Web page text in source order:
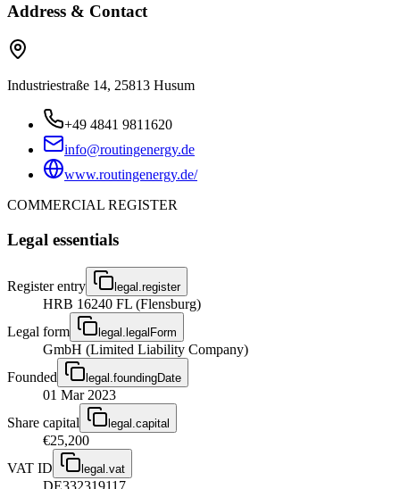
Address & Contact
Industriestraße 14, 25813 Husum
+49 4841 9811620
info@routingenergy.de
www.routingenergy.de/
COMMERCIAL REGISTER
Legal essentials
Register entry legal.register
HRB 16240 FL (Flensburg)
Legal form
legal.legalForm
GmbH (Limited Liability Company)
Founded
legal.foundingDate
01 Mar 2023
Share capital
legal.capital
€25,200
VAT ID
legal.vat
DE332319117